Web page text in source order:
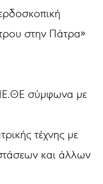
στην Πάτρα»
σύμφωνα με
τέχνης με
και άλλων